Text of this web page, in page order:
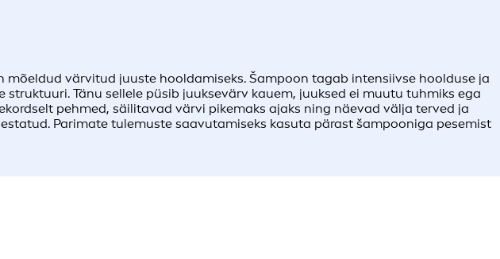
värvitud juuste hooldamiseks. Šampoon tagab intensiivse hoolduse ja
Tänu sellele püsib juuksevärv kauem, juuksed ei muutu tuhmiks ega
pehmed, säilitavad värvi pikemaks ajaks ning näevad välja terved ja
Parimate tulemuste saavutamiseks kasuta pärast šampooniga pesemist